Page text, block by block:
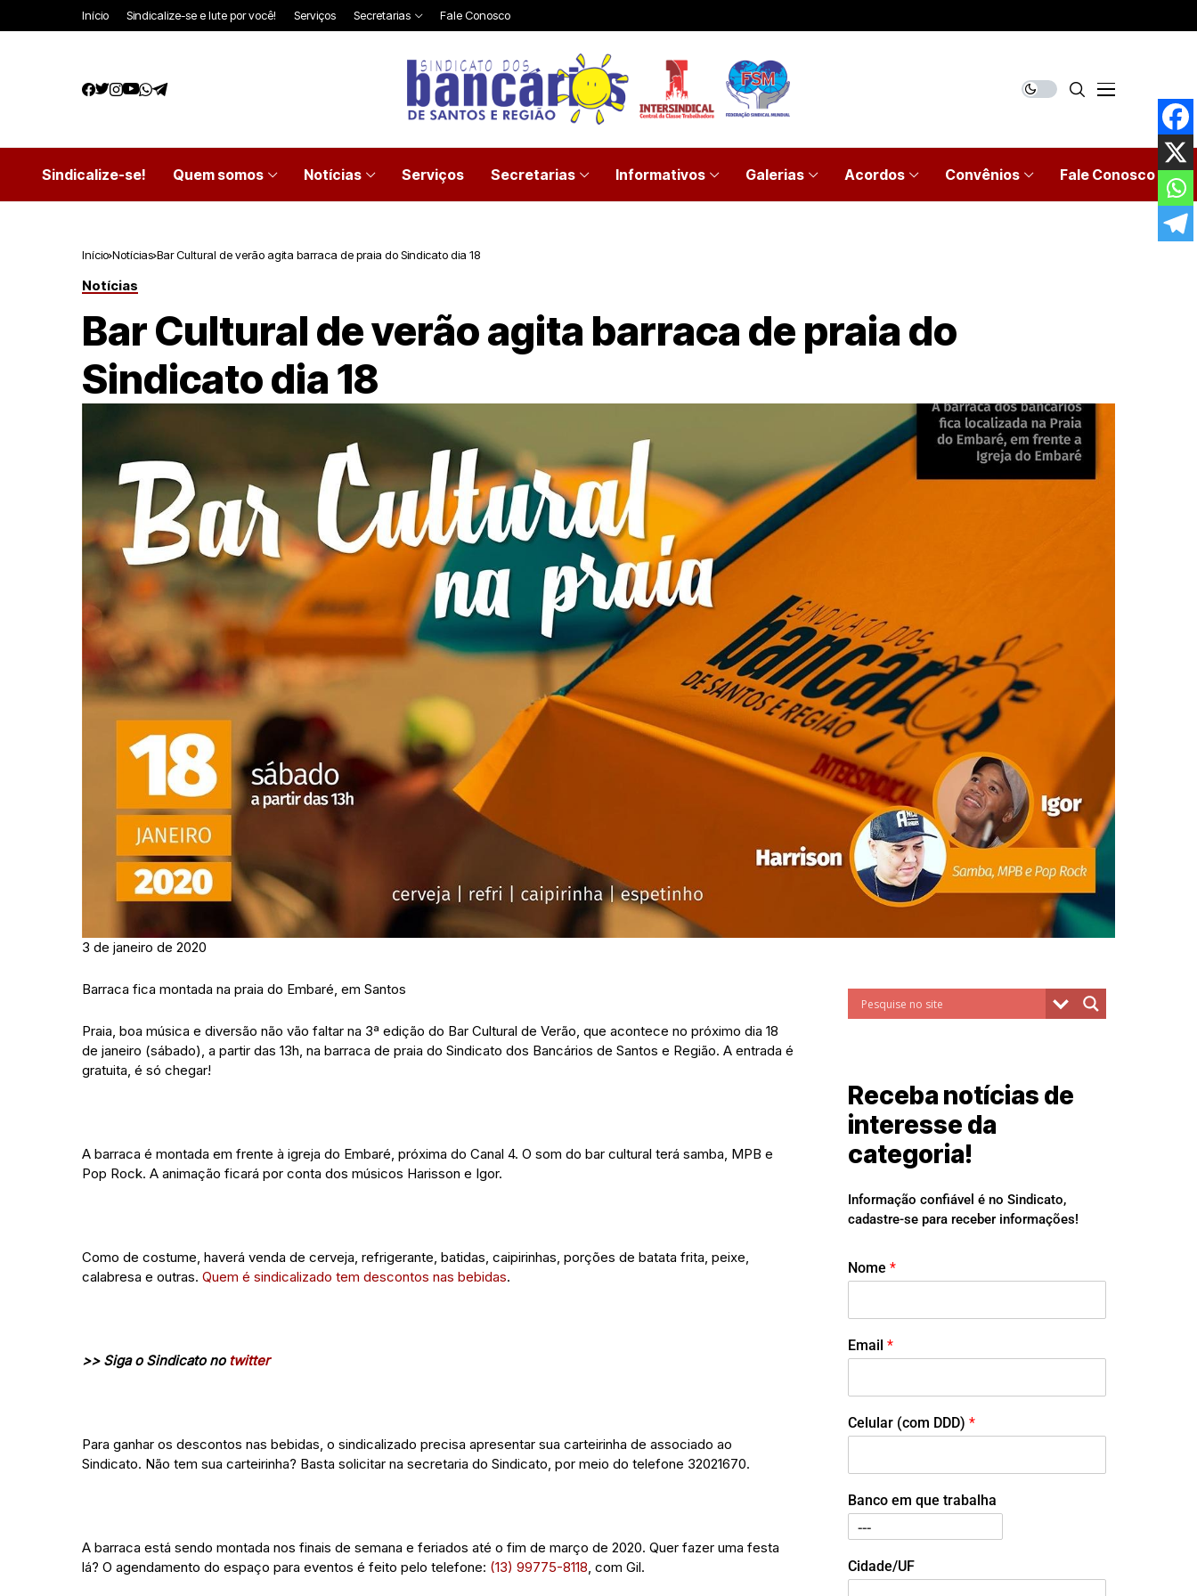
Início Sindicalize-se e lute por você! Serviços Secretarias Fale Conosco
Sindicalize-se! Quem somos Notícias Serviços Secretarias Informativos Galerias Acordos Convênios Fale Conosco
Início Notícias Bar Cultural de verão agita barraca de praia do Sindicato dia 18
Notícias
Bar Cultural de verão agita barraca de praia do
Sindicato dia 18
3 de janeiro de 2020
Barraca fica montada na praia do Embaré, em Santos
Praia, boa música e diversão não vão faltar na 3ª edição do Bar Cultural de Verão, que acontece no próximo dia 18
de janeiro (sábado), a partir das 13h, na barraca de praia do Sindicato dos Bancários de Santos e Região. A entrada é
gratuita, é só chegar!
A barraca é montada em frente à igreja do Embaré, próxima do Canal 4. O som do bar cultural terá samba, MPB e
Pop Rock. A animação ficará por conta dos músicos Harisson e Igor.
Como de costume, haverá venda de cerveja, refrigerante, batidas, caipirinhas, porções de batata frita, peixe,
calabresa e outras. Quem é sindicalizado tem descontos nas bebidas.
>> Siga o Sindicato no twitter
Para ganhar os descontos nas bebidas, o sindicalizado precisa apresentar sua carteirinha de associado ao
Sindicato. Não tem sua carteirinha? Basta solicitar na secretaria do Sindicato, por meio do telefone 32021670.
A barraca está sendo montada nos finais de semana e feriados até o fim de março de 2020. Quer fazer uma festa
lá? O agendamento do espaço para eventos é feito pelo telefone: (13) 99775-8118, com Gil.
Receba notícias de
interesse da
categoria!
Informação confiável é no Sindicato,
cadastre-se para receber informações!
Nome *
Email *
Celular (com DDD) *
Banco em que trabalha
Cidade/UF